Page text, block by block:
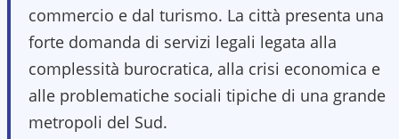
commercio e dal turismo. La città presenta una
forte domanda di servizi legali legata alla
complessità burocratica, alla crisi economica e
alle problematiche sociali tipiche di una grande
metropoli del Sud.